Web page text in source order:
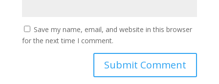
Save my name, email, and website in this browser
for the next time I comment.